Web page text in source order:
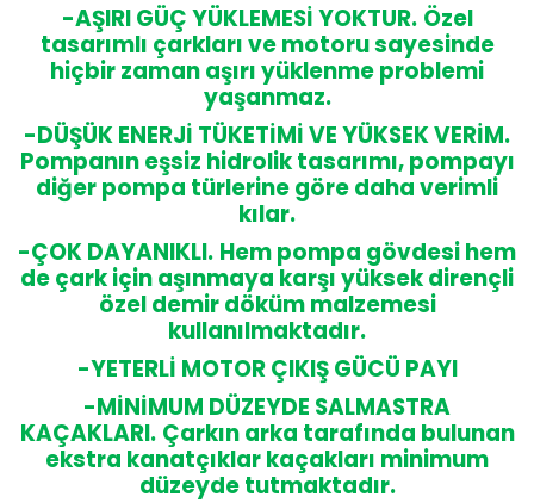
-AŞIRI GÜÇ YÜKLEMESİ YOKTUR. Özel
tasarımlı çarkları ve motoru sayesinde
hiçbir zaman aşırı yüklenme problemi
yaşanmaz.
-DÜŞÜK ENERJİ TÜKETİMİ VE YÜKSEK VERİM.
Pompanın eşsiz hidrolik tasarımı, pompayı
diğer pompa türlerine göre daha verimli
kılar.
-ÇOK DAYANIKLI. Hem pompa gövdesi hem
de çark için aşınmaya karşı yüksek dirençli
özel demir döküm malzemesi
kullanılmaktadır.
-YETERLİ MOTOR ÇIKIŞ GÜCÜ PAYI
-MİNİMUM DÜZEYDE SALMASTRA
KAÇAKLARI. Çarkın arka tarafında bulunan
ekstra kanatçıklar kaçakları minimum
düzeyde tutmaktadır.